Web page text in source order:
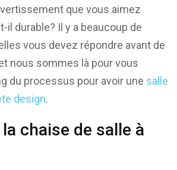
que vous aimez
il durable? Il y a beaucoup de
vous devez répondre avant de
nous sommes là pour vous
du processus pour avoir une salle
design.
chaise de salle à